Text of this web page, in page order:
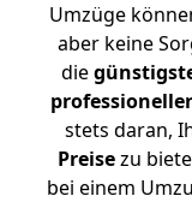
Umzüge
aber keine
die
stets daran,
Preisezu
bei einem